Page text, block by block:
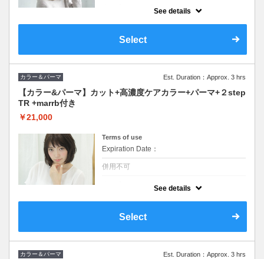
マをかけたい方にオススメ！人気の高濃度ケ
ア付き。流した後にはさらに大人気つるりん
ちょPLEX TRを使用 ロング料金なし marrb
See details
Select
カラー＆パーマ Est. Duration：Approx. 3 hrs
【カラー&パーマ】カット+高濃度ケアカラー+パーマ+２step
TR +marrb付き
￥21,000
Terms of use
Expiration Date：
併用不可
See details
Select
カラー＆パーマ Est. Duration：Approx. 3 hrs